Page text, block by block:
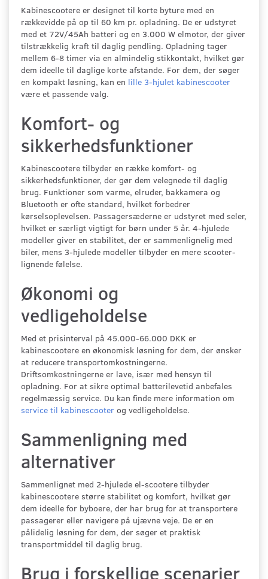
Kabinescootere er designet til korte byture med en
rækkevidde på op til 60 km pr. opladning. De er udstyret
med et 72V/45Ah batteri og en 3.000 W elmotor, der giver
tilstrækkelig kraft til daglig pendling. Opladning tager
mellem 6-8 timer via en almindelig stikkontakt, hvilket gør
dem ideelle til daglige korte afstande. For dem, der søger
en kompakt løsning, kan en lille 3-hjulet kabinescooter
være et passende valg.
Komfort- og
sikkerhedsfunktioner
Kabinescootere tilbyder en række komfort- og
sikkerhedsfunktioner, der gør dem velegnede til daglig
brug. Funktioner som varme, elruder, bakkamera og
Bluetooth er ofte standard, hvilket forbedrer
kørselsoplevelsen. Passagersæderne er udstyret med seler,
hvilket er særligt vigtigt for børn under 5 år. 4-hjulede
modeller giver en stabilitet, der er sammenlignelig med
biler, mens 3-hjulede modeller tilbyder en mere scooter-
lignende følelse.
Økonomi og
vedligeholdelse
Med et prisinterval på 45.000-66.000 DKK er
kabinescootere en økonomisk løsning for dem, der ønsker
at reducere transportomkostningerne.
Driftsomkostningerne er lave, især med hensyn til
opladning. For at sikre optimal batterilevetid anbefales
regelmæssig service. Du kan finde mere information om
service til kabinescooter og vedligeholdelse.
Sammenligning med
alternativer
Sammenlignet med 2-hjulede el-scootere tilbyder
kabinescootere større stabilitet og komfort, hvilket gør
dem ideelle for byboere, der har brug for at transportere
passagerer eller navigere på ujævne veje. De er en
pålidelig løsning for dem, der søger et praktisk
transportmiddel til daglig brug.
Brug i forskellige scenarier